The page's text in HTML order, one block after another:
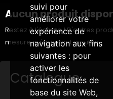
suivi pour
améliorer votre
expérience de
navigation aux fins
suivantes : pour
activer les
fonctionnalités de
base du site Web,
Catalogue
Aucun produit
Restez à l'écoute ! D'autres
mesure qu'ils seront ajoutés.